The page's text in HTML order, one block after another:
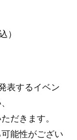
）
表するイベン
だきます。
能性がござい